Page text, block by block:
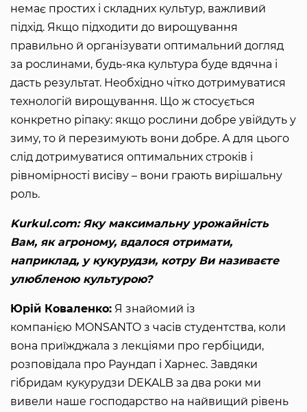
немає простих і складних культур, важливий
підхід. Якщо підходити до вирощування
правильно й організувати оптимальний догляд
за рослинами, будь-яка культура буде вдячна і
дасть результат. Необхідно чітко дотримуватися
технологій вирощування. Що ж стосується
конкретно ріпаку: якщо рослини добре увійдуть у
зиму, то й перезимують вони добре. А для цього
слід дотримуватися оптимальних строків і
рівномірності висіву – вони грають вирішальну
роль.
Kurkul.com: Яку максимальну урожайність
Вам, як агроному, вдалося отримати,
наприклад, у кукурудзи, котру Ви називаєте
улюбленою культурою?
Юрій Коваленко: Я знайомий із
компанією MONSANTO з часів студентства, коли
вона приїжджала з лекціями про гербіциди,
розповідала про Раундап і Харнес. Завдяки
гібридам кукурудзи DEKALB за два роки ми
вивели наше господарство на найвищий рівень